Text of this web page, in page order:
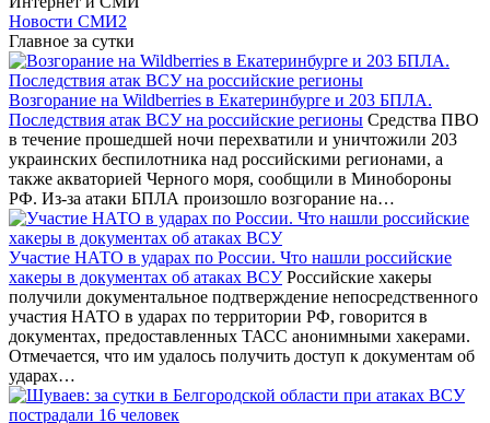
Новости СМИ2
Главное за сутки
Возгорание на Wildberries в Екатеринбурге и 203 БПЛА.
Последствия атак ВСУ на российские регионы Средства ПВО
в течение прошедшей ночи перехватили и уничтожили 203
украинских беспилотника над российскими регионами, а
также акваторией Черного моря, сообщили в Минобороны
РФ. Из-за атаки БПЛА произошло возгорание на…
Участие НАТО в ударах по России. Что нашли российские
хакеры в документах об атаках ВСУРоссийские хакеры
получили документальное подтверждение непосредственного
участия НАТО в ударах по территории РФ, говорится в
документах, предоставленных ТАСС анонимными хакерами.
Отмечается, что им удалось получить доступ к документам об
ударах…